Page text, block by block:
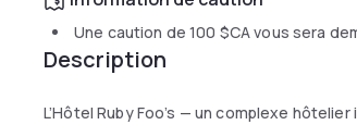
Une caution de100 $CAvous sera
Description
L’Hôtel Ruby Foo’s — un complexe